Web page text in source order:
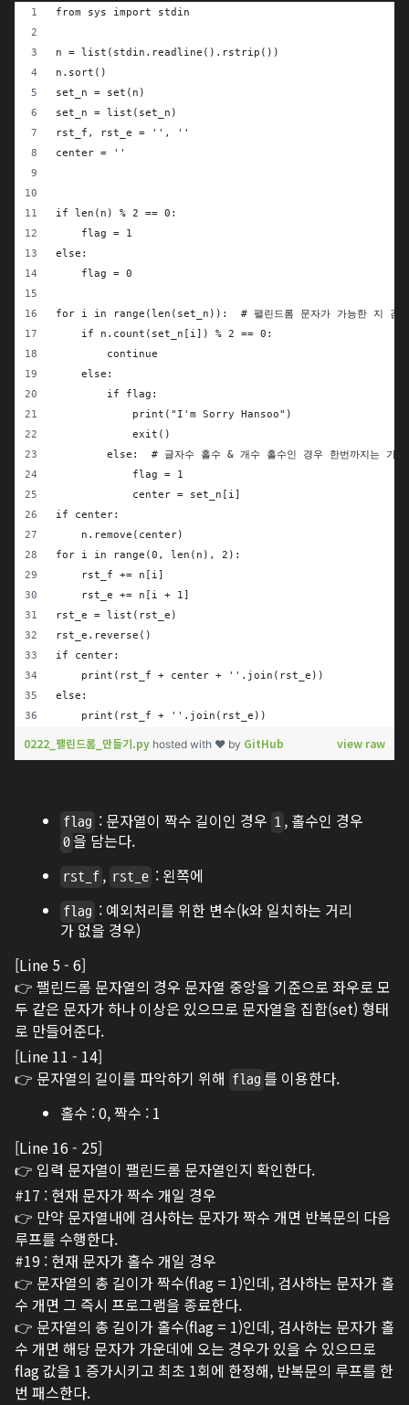
from sys import stdin
n = list(stdin.readline().rstrip())
n.sort()
set_n = set(n)
set_n = list(set_n)
rst_f, rst_e = '', ''
center = ''
if len(n) % 2 == 0:
    flag = 1
else:
    flag = 0
for i in range(len(set_n)):  # 팰린드롬 문자가 가능한 지 검사
    if n.count(set_n[i]) % 2 == 0:
        continue
    else:
        if flag:
            print("I'm Sorry Hansoo")
            exit()
        else:  # 글자수 홀수 & 개수 홀수인 경우 한번까지는 가능
            flag = 1
            center = set_n[i]
if center:
    n.remove(center)
for i in range(0, len(n), 2):
    rst_f += n[i]
    rst_e += n[i + 1]
rst_e = list(rst_e)
rst_e.reverse()
if center:
    print(rst_f + center + ''.join(rst_e))
else:
    print(rst_f + ''.join(rst_e))
view raw
0222_팰린드롬_만들기.py hosted with ❤ by GitHub
flag : 문자열이 짝수 길이인 경우 1 , 홀수인 경우
0 을 담는다.
rst_f , rst_e : 왼쪽에
flag : 예외처리를 위한 변수(k와 일치하는 거리
가 없을 경우)
[Line 5 - 6]
👉 팰린드롬 문자열의 경우 문자열 중앙을 기준으로 좌우로 모
두 같은 문자가 하나 이상은 있으므로 문자열을 집합(set) 형태
로 만들어준다.
[Line 11 - 14]
👉 문자열의 길이를 파악하기 위해 flag 를 이용한다.
홀수 : 0, 짝수 : 1
[Line 16 - 25]
👉 입력 문자열이 팰린드롬 문자열인지 확인한다.
#17 : 현재 문자가 짝수 개일 경우
👉 만약 문자열내에 검사하는 문자가 짝수 개면 반복문의 다음
루프를 수행한다.
#19 : 현재 문자가 홀수 개일 경우
👉 문자열의 총 길이가 짝수(flag = 1)인데, 검사하는 문자가 홀
수 개면 그 즉시 프로그램을 종료한다.
👉 문자열의 총 길이가 홀수(flag = 1)인데, 검사하는 문자가 홀
수 개면 해당 문자가 가운데에 오는 경우가 있을 수 있으므로
flag 값을 1 증가시키고 최초 1회에 한정해, 반복문의 루프를 한
번 패스한다.